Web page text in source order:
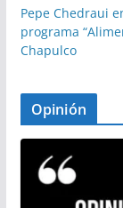
Pepe Chedraui
programa
Chapulco
Opinión